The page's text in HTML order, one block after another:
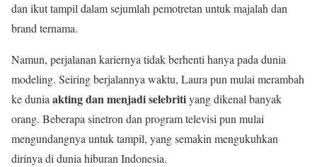
dan ikut tampil dalam sejumlah pemotretan untuk majalah dan
brand ternama.
Namun, perjalanan kariernya tidak berhenti hanya pada dunia
modeling. Seiring berjalannya waktu, Laura pun mulai merambah
ke dunia akting dan menjadi selebritiyang dikenal banyak
orang. Beberapa sinetron dan program televisi pun mulai
mengundangnya untuk tampil, yang semakin mengukuhkan
dirinya di dunia hiburan Indonesia.